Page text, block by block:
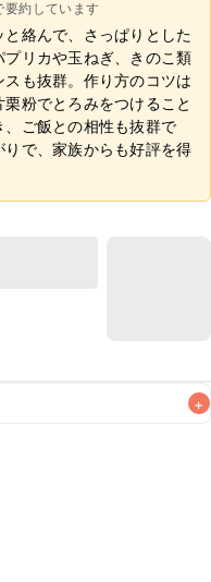
約しています
絡んで、さっぱりとした
リカや玉ねぎ、きのこ類
も抜群。作り方のコツは
栗粉でとろみをつけること
ご飯との相性も抜群で
で、家族からも好評を得
+
なるべくお早めにお召